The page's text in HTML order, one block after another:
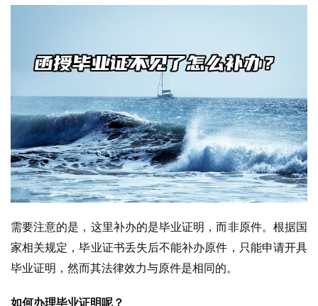
需要注意的是，这里补办的是毕业证明，而非原件。根据国
家相关规定，毕业证书丢失后不能补办原件，只能申请开具
毕业证明，然而其法律效力与原件是相同的。
如何办理毕业证明呢？